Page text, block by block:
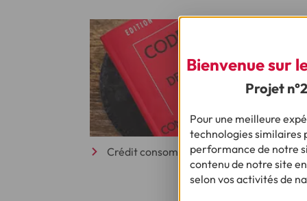
Crédit consommation, que dit la loi ?
Bienvenue sur
Projet
Pour une meilleure
technologies similaires
performance de notre
contenu de notre site
selon vos activités de